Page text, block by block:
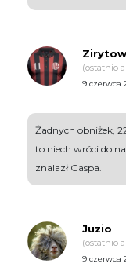
(ostatnio
9 czerwca
Żadnych obniżek,
to niech wróci do
znalazł Gaspa.
Juzio
(ostatnio
9 czerwca